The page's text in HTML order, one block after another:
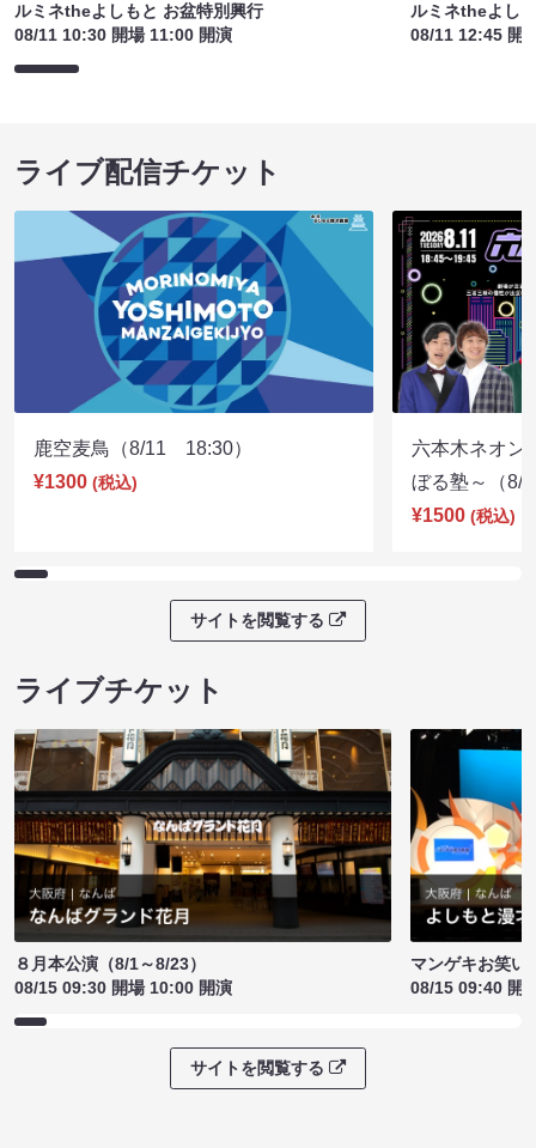
ルミネtheよしもと お盆特別興行
08/11 10:30 開場 11:00 開演
ルミネtheよし
08/11 12:45 開
ライブ配信チケット
鹿空麦鳥（8/11 18:30）
¥1300 (税込)
六本木ネオン
ぼる塾～（
¥1500 (税込)
サイトを閲覧する
ライブチケット
８月本公演（8/1～8/23）
08/15 09:30 開場 10:00 開演
マンゲキお笑い
08/15 09:40 開
サイトを閲覧する